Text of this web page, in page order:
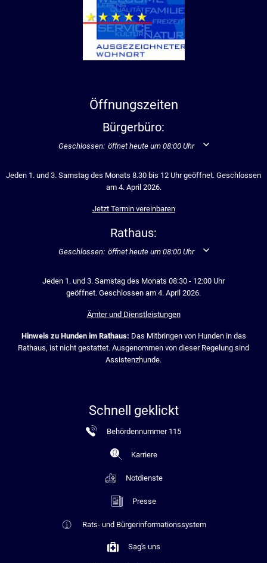
Öffnungszeiten
Bürgerbüro:
Klicken, um weitere Öffnungs- oder Schließzeiten
Geschlossen: öffnet heute um 08:00 Uhr
Jeden 1. und 3. Samstag des Monats 8.30 bis 12 Uhr geöffnet. Geschlossen
am 4. April 2026.
Jetzt Termin vereinbaren
Rathaus:
Klicken, um weitere Öffnungs- oder Schließzeiten
Geschlossen: öffnet heute um 08:00 Uhr
Jeden 1. und 3. Samstag des Monats 08:30 - 12:00 Uhr
geöffnet. Geschlossen am 4. April 2026.
Ämter und Dienstleistungen
Hinweis zu Hunden im Rathaus: Das Mitbringen von Hunden in das
Rathaus, ist nicht gestattet. Ausgenommen von dieser Regelung sind
Assistenzhunde.
Schnell geklickt
Behördennummer 115
Karriere
Notdienste
Presse
Rats- und Bürgerinformationssystem
Sag's uns